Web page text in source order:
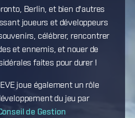
Berlin, et bien d'autres
joueurs et développeurs
célébrer, rencontrer
et ennemis, et nouer de
faites pour durer !
joue également un rôle
du jeu par
de Gestion